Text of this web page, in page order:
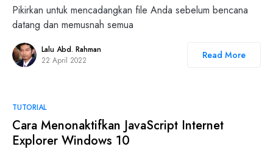
Pikirkan untuk mencadangkan file Anda sebelum bencana
datang dan memusnah semua
Lalu Abd. Rahman
22 April 2022
Read More
TUTORIAL
Cara Menonaktifkan JavaScript Internet
Explorer Windows 10